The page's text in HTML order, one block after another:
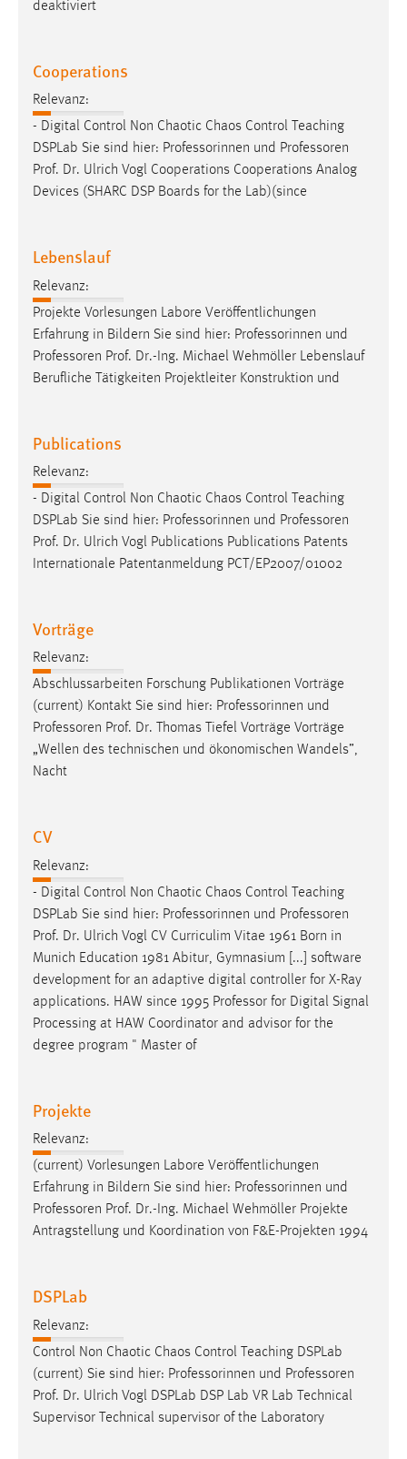
deaktiviert
Cooperations
Relevanz:
- Digital Control Non Chaotic Chaos Control Teaching
DSPLab Sie sind hier: Professorinnen und Professoren
Prof. Dr. Ulrich Vogl Cooperations Cooperations Analog
Devices (SHARC DSP Boards for the Lab)(since
Lebenslauf
Relevanz:
Projekte Vorlesungen Labore Veröffentlichungen
Erfahrung in Bildern Sie sind hier: Professorinnen und
Professoren Prof. Dr.-Ing. Michael Wehmöller Lebenslauf
Berufliche Tätigkeiten Projektleiter Konstruktion und
Publications
Relevanz:
- Digital Control Non Chaotic Chaos Control Teaching
DSPLab Sie sind hier: Professorinnen und Professoren
Prof. Dr. Ulrich Vogl Publications Publications Patents
Internationale Patentanmeldung PCT/EP2007/01002
Vorträge
Relevanz:
Abschlussarbeiten Forschung Publikationen Vorträge
(current) Kontakt Sie sind hier: Professorinnen und
Professoren Prof. Dr. Thomas Tiefel Vorträge Vorträge
„Wellen des technischen und ökonomischen Wandels”,
Nacht
CV
Relevanz:
- Digital Control Non Chaotic Chaos Control Teaching
DSPLab Sie sind hier: Professorinnen und Professoren
Prof. Dr. Ulrich Vogl CV Curriculim Vitae 1961 Born in
Munich Education 1981 Abitur, Gymnasium [...] software
development for an adaptive digital controller for X-Ray
applications. HAW since 1995 Professor for Digital Signal
Processing at HAW Coordinator and advisor for the
degree program " Master of
Projekte
Relevanz:
(current) Vorlesungen Labore Veröffentlichungen
Erfahrung in Bildern Sie sind hier: Professorinnen und
Professoren Prof. Dr.-Ing. Michael Wehmöller Projekte
Antragstellung und Koordination von F&E-Projekten 1994
DSPLab
Relevanz:
Control Non Chaotic Chaos Control Teaching DSPLab
(current) Sie sind hier: Professorinnen und Professoren
Prof. Dr. Ulrich Vogl DSPLab DSP Lab VR Lab Technical
Supervisor Technical supervisor of the Laboratory
Für performante Seitenauslieferung wird in diesem Cookie
Sprachpräferenz
Name:
site-language-preference
Zweck:
Das Cookie speichert die gewählte Sprache der Website.
Chat
Name:
MibewSessionID, MIBEW_UserID, mibew_locale, mibew-
chat-frame-style-5e9dbeb1811c0446
MibewSessionID, mibew-chat-frame-style-
5e9dbeb1811c0446 = Sitzungslaufzeit, mibew_locale = 3
Jahre, MIBEW_UserID = 1 Jahr
Login
fe_user, be_user, be_lastLoginProvider
Zweck:
Dieser Cookie ist notwendig um sich an der Website
einloggen zu können.
Cookie Laufzeit:
24 Stunden
STATISTIK
Diese Informationen helfen uns zu verstehen, wie
unsere Besucher unsere Website nutzen.
Matomo
Name:
_pk_ref, _pk_cvar, _pk_id, _pk_ses
Zweck:
Zugriffsstatistik
Max. 13 Monate
MARKETING
Marketing Cookies werden von Drittanbietern
verwendet, um personalisierte Werbung anzuzeigen.
Name:
_gcl_au
Anbieter:
Google Ireland Limited